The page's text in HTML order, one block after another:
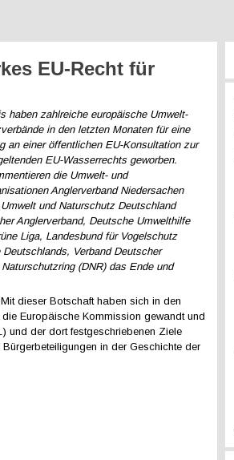
EU-Recht für
haben zahlreiche europäische Umwelt-
in den letzten Monaten für eine
an einer öffentlichen EU-Konsultation zur
EU-Wasserrechts geworben.
die Umwelt- und
Anglerverband Niedersachen
und Naturschutz Deutschland
Anglerverband, Deutsche Umwelthilfe
Liga, Landesbund für Vogelschutz
Verband Deutscher
(DNR) das Ende und
dieser Botschaft haben sich in den
Europäische Kommission gewandt und
und der dort festgeschriebenen Ziele
in der Geschichte der